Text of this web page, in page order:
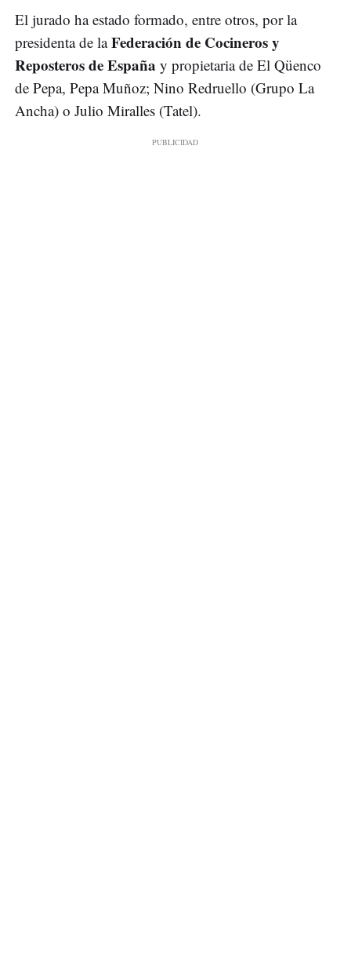
El jurado ha estado formado, entre otros, por la
presidenta de laFederación de Cocineros y
Reposteros de España y propietaria de El Qüenco
de Pepa, Pepa Muñoz; Nino Redruello (Grupo La
Ancha) o Julio Miralles (Tatel).